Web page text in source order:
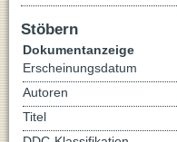
Stöbern
Dokumentanzeige
Erscheinungsdatum
Autoren
Titel